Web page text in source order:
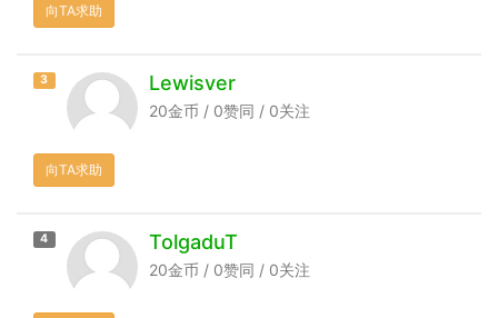
向TA求助
3 Lewisver
20金币 / 0赞同 / 0关注
向TA求助
4 TolgaduT
20金币 / 0赞同 / 0关注